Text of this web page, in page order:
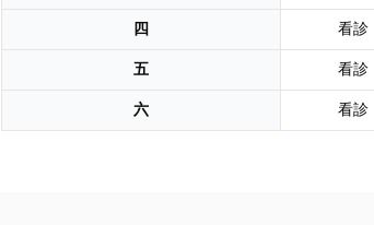
四
看診
五
看診
六
看診